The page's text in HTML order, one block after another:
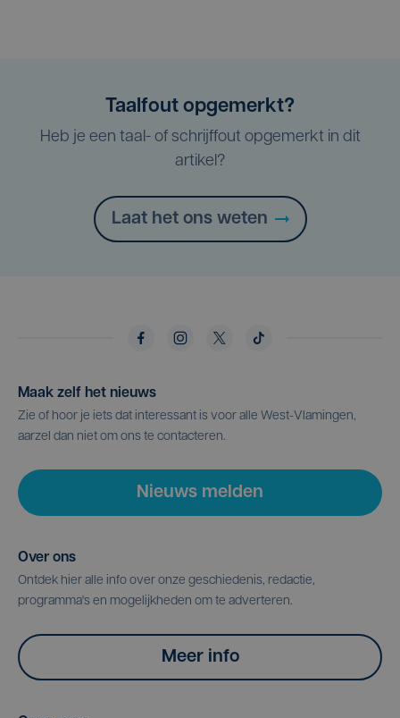
Taalfout opgemerkt?
Heb je een taal- of schrijffout opgemerkt in dit
artikel?
Laat het ons weten
Maak zelf het nieuws
Zie of hoor je iets dat interessant is voor alle West-Vlamingen,
aarzel dan niet om ons te contacteren.
Nieuws melden
Over ons
Ontdek hier alle info over onze geschiedenis, redactie,
programma's en mogelijkheden om te adverteren.
Meer info